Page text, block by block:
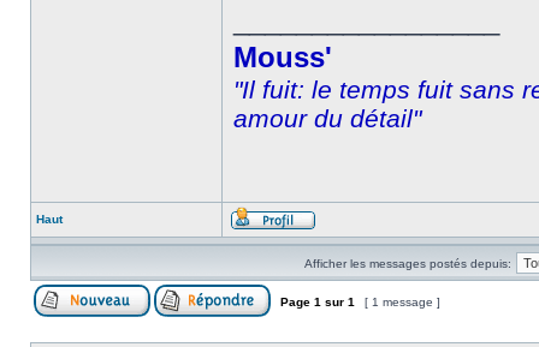
Mouss'
"Il fuit: le temps fuit sans
amour du détail"
Haut
Afficher les messages postés depuis:
Page 1 sur 1 [ 1 message ]